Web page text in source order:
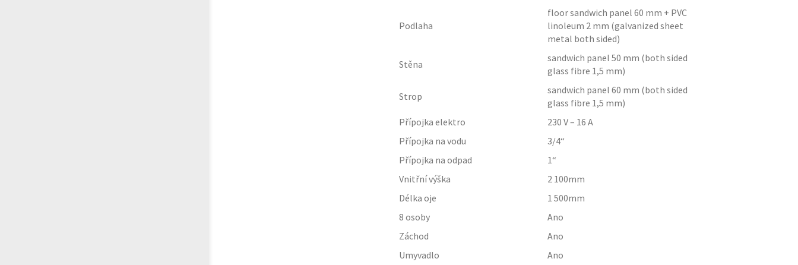
Podlaha
floor sandwich panel 60 mm + PVC
linoleum 2 mm (galvanized sheet
metal both sided)
Stěna
sandwich panel 50 mm (both sided
glass fibre 1,5 mm)
Strop
sandwich panel 60 mm (both sided
glass fibre 1,5 mm)
Přípojka elektro
230 V – 16 A
Přípojka na vodu
3/4“
Přípojka na odpad
1“
Vnitřní výška
2 100mm
Délka oje
1 500mm
8 osoby
Ano
Záchod
Ano
Umyvadlo
Ano